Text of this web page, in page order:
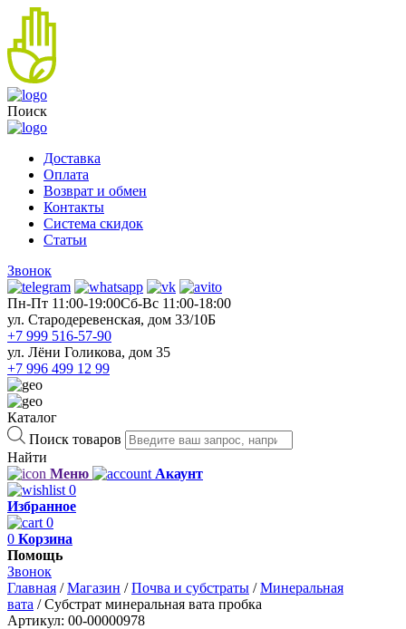
Поиск
Доставка
Оплата
Возврат и обмен
Контакты
Система скидок
Статьи
Звонок
Пн-Пт 11:00-19:00Cб-Вс 11:00-18:00
ул. Стародеревенская, дом 33/10Б
+7 999 516-57-90
ул. Лёни Голикова, дом 35
+7 996 499 12 99
Каталог
Поиск товаров
Найти
Меню
Акаунт
0
Избранное
0
0 Корзина
Помощь
Звонок
Главная /Магазин /Почва и субстраты /Минеральная
вата /Субстрат минеральная вата пробка
Артикул: 00-00000978